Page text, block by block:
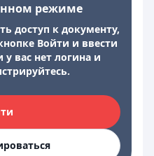
режиме
доступ к документу,
Войти и ввести
вас нет логина и